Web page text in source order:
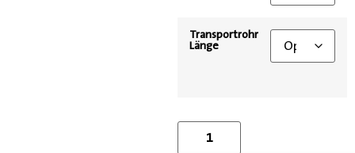
Transportrohr
Länge